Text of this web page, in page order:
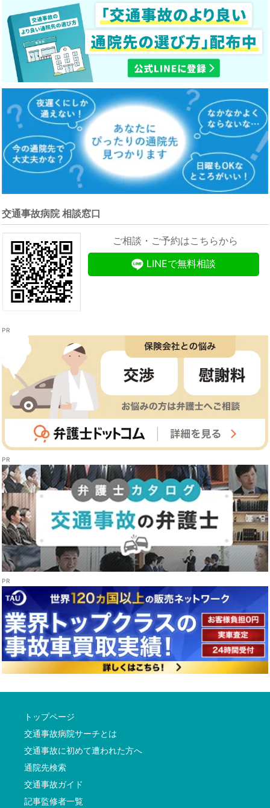
交通事故病院 相談窓口
ご相談・ご予約はこちらから
LINEで無料相談
トップページ
交通事故病院サーチとは
交通事故に初めて遭われた方へ
通院先検索
交通事故ガイド
記事監修者一覧